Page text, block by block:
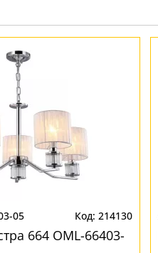
05 214130
664 OML-66403-